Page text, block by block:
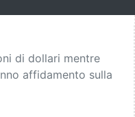
di dollari mentre
affidamento sulla